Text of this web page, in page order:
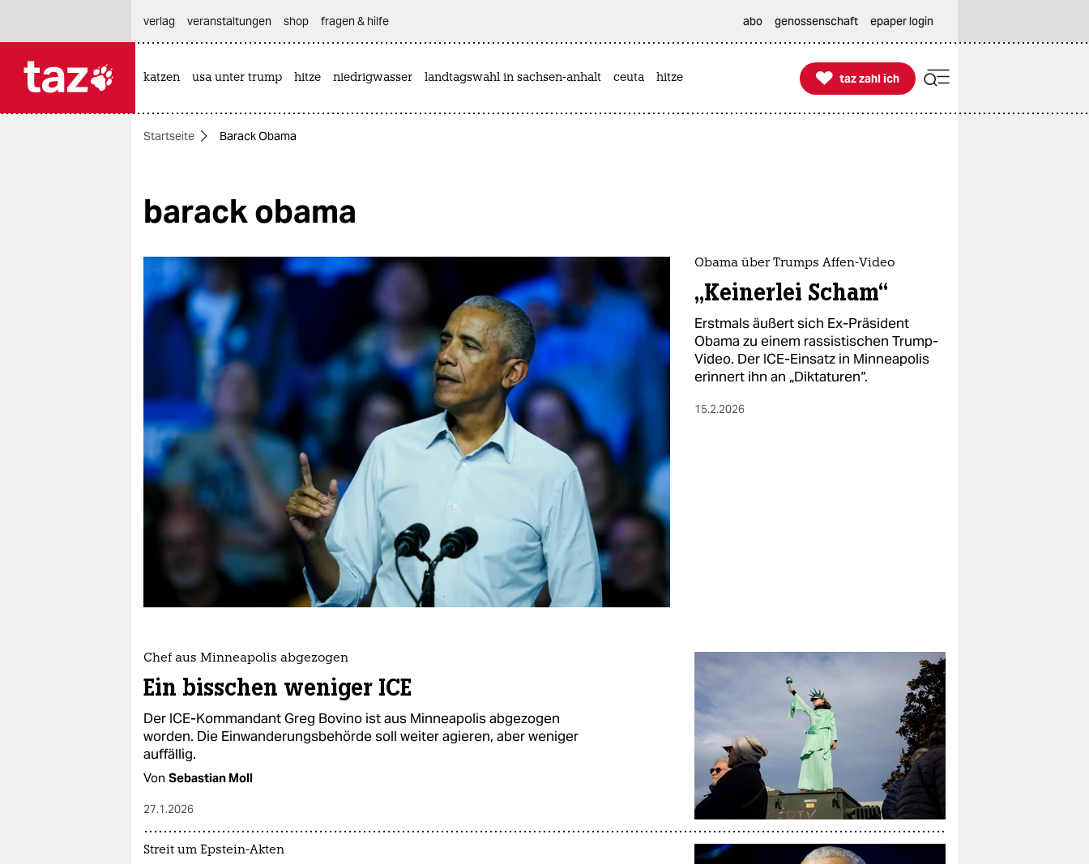
themen
öko
gesellschaft
kultur
sport
nord
wahrheit
verlag
veranstaltungen
abo
genossenschaft
epaper login
verlag
veranstaltungen shop fragen & hilfe abo genossenschaft epaper login
katzen usa unter trump hitze niedrigwasser landtagswahl in sachsen-anhalt ceuta hitze 
taz zahl ich
taz zahl ich
Startseite Barack Obama
barack obama
Obama über Trumps Affen-Video
„Keinerlei Scham“
Erstmals äußert sich Ex-Präsident
Obama zu einem rassistischen Trump-
Video. Der ICE-Einsatz in Minneapolis
erinnert ihn an „Diktaturen“.
15.2.2026
Chef aus Minneapolis abgezogen
Ein bisschen weniger ICE
Der ICE-Kommandant Greg Bovino ist aus Minneapolis abgezogen
worden. Die Einwanderungsbehörde soll weiter agieren, aber weniger
auffällig.
Von Sebastian Moll
27.1.2026
Streit um Epstein-Akten